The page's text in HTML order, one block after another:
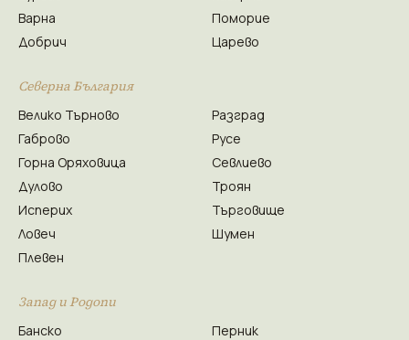
Варна
Добрич
Поморие
Царево
Северна България
Велико Търново
Габрово
Горна Оряховица
Дулово
Исперих
Ловеч
Плевен
Разград
Русе
Севлиево
Троян
Търговище
Шумен
Запад и Родопи
Банско
Перник